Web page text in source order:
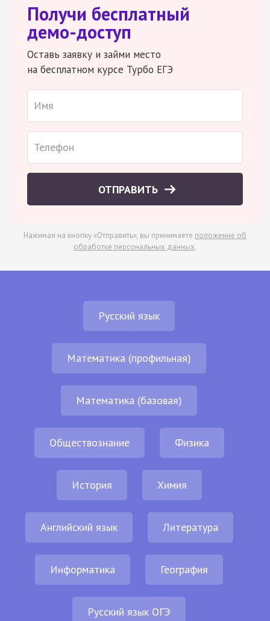
Получи бесплатный
демо-доступ
Оставь заявку и займи место
на бесплатном курсе Турбо ЕГЭ
ОТПРАВИТЬ
Нажимая на кнопку «Отправить», вы принимаете положение об
обработке персональных данных.
Русский язык
Математика (профильная)
Математика (базовая)
Обществознание Физика
История Химия
Английский язык Литература
Информатика География
Русский язык ОГЭ